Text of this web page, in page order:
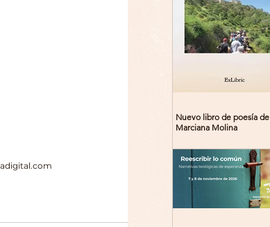
Nuevo libro de poesía de
Marciana Molina